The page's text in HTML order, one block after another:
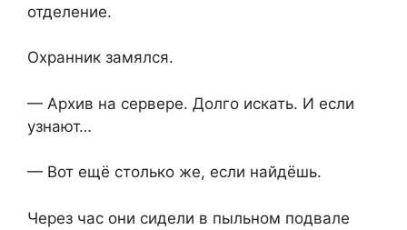
отделение.
Охранник замялся.
— Архив на сервере. Долго искать. И если
узнают…
— Вот ещё столько же, если найдёшь.
Через час они сидели в пыльном подвале